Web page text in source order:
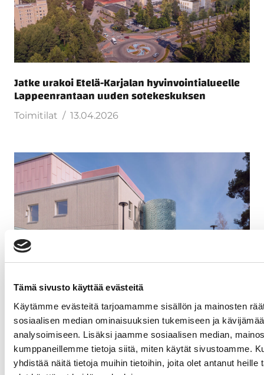
Tämä sivusto käyttää evästeitä
Käytämme evästeitä tarjoamamme sisällön ja mainosten
sosiaalisen median ominaisuuksien tukemiseen ja
analysoimiseen. Lisäksi jaamme sosiaalisen median,
kumppaneillemme tietoja siitä, miten käytät sivustoamme.
yhdistää näitä tietoja muihin tietoihin, joita olet antanut heille
Jatke urakoi Etelä-Karjalan hyvinvointialueelle
Lappeenrantaan uuden sotekeskuksen
Toimitilat 13.04.2026
Espoon kaupungin Hurraa!-palkinto
Espoonlahden terveysaseman
peruskorjaukselle
Korjausrakentaminen Toimitilat 24.03.2026